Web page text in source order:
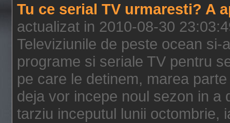
Tu ce serial TV urmaresti? A
actualizat in 2010-08-30
Televiziunile de peste ocean si-
programe si seriale TV pentru
pe care le detinem, marea
deja vor incepe noul sezon in a
tarziu inceputul lunii octombrie,